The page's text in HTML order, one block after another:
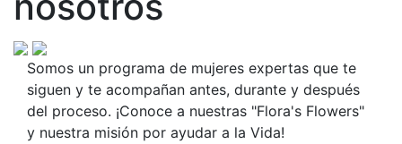
Somos un programa de mujeres expertas que te
siguen y te acompañan antes, durante y después
del proceso. ¡Conoce a nuestras "Flora's Flowers"
y nuestra misión por ayudar a la Vida!